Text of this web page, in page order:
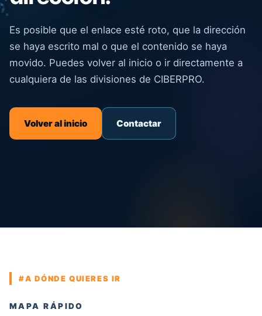
Es posible que el enlace esté roto, que la dirección
se haya escrito mal o que el contenido se haya
movido. Puedes volver al inicio o ir directamente a
cualquiera de las divisiones de CIBERPRO.
Volver al inicio Contactar
#A DÓNDE QUIERES IR
MAPA RÁPIDO